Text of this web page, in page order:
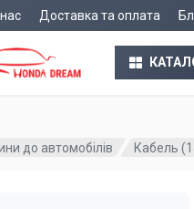
Доставка та оплата
до автомобілів Кабель